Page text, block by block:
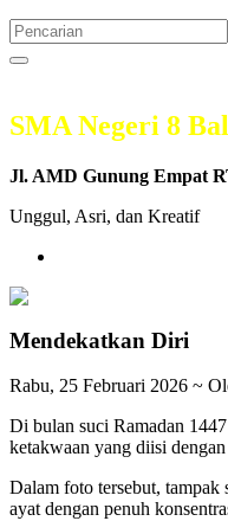
SMA Negeri 8
Jl. AMD Gunung Empat
Unggul, Asri, dan Kreatif
Mendekatkan Diri
Rabu, 25 Februari 2026 ~
Di bulan suci Ramadan
ketakwaan yang diisi
Dalam foto tersebut, tampak
ayat dengan penuh